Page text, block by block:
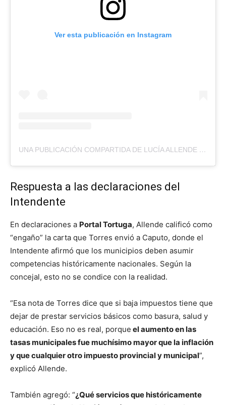
Ver esta publicación en Instagram
UNA PUBLICACIÓN COMPARTIDA DE LUCÍA ALLENDE (@LUCIA_ALLENDE)
Respuesta a las declaraciones del
Intendente
En declaraciones a Portal Tortuga, Allende calificó como
“engaño” la carta que Torres envió a Caputo, donde el
Intendente afirmó que los municipios deben asumir
competencias históricamente nacionales. Según la
concejal, esto no se condice con la realidad.
“Esa nota de Torres dice que si baja impuestos tiene que
dejar de prestar servicios básicos como basura, salud y
educación. Eso no es real, porque el aumento en las
tasas municipales fue muchísimo mayor que la inflación
y que cualquier otro impuesto provincial y municipal”,
explicó Allende.
También agregó: “¿Qué servicios que históricamente